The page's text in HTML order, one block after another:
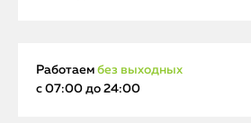
Работаем без выходных
с 07:00 до 24:00